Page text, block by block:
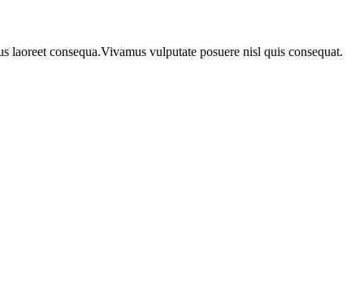
consequa.Vivamus vulputate posuere nisl quis consequat.